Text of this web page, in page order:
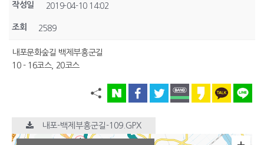
작성일 2019-04-10 14:02
조회 2589
내포문화숲길 백제부흥군길
10 - 16코스, 20코스
내포-백제부흥군길-109.GPX